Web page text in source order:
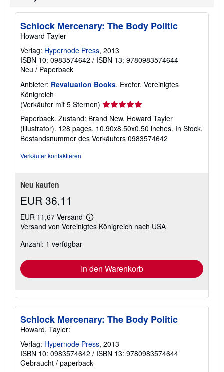
n
t
Schlock Mercenary: The Body Politic
Howard Tayler
Verlag: Hypernode Press, 2013
ISBN 10: 0983574642 / ISBN 13: 9780983574644
Neu / Paperback
Anbieter: Revaluation Books, Exeter, Vereinigtes
Königreich
(Verkäufer mit 5 Sternen) Verkäuferbewertung
von
5
Sternen
Paperback. Zustand: Brand New. Howard Tayler
(illustrator). 128 pages. 10.90x8.50x0.50 inches. In Stock.
Bestandsnummer des Verkäufers 0983574642
Verkäufer kontaktieren
Neu kaufen
EUR 36,11
EUR 11,67 Versand
Weitere
Informationen
Versand von Vereinigtes Königreich nach USA
Anzahl: 1 verfügbar
In den Warenkorb
Schlock Mercenary: The Body Politic
Howard, Tayler:
Verlag: Hypernode Press, 2013
ISBN 10: 0983574642 / ISBN 13: 9780983574644
Gebraucht / paperback